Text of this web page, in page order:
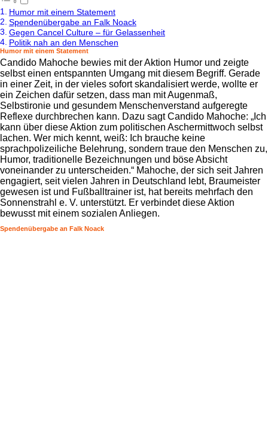
Humor mit einem Statement
Spendenübergabe an Falk Noack
Gegen Cancel Culture – für Gelassenheit
Politik nah an den Menschen
Humor mit einem Statement
Candido Mahoche bewies mit der Aktion Humor und zeigte
selbst einen entspannten Umgang mit diesem Begriff. Gerade
in einer Zeit, in der vieles sofort skandalisiert werde, wollte er
ein Zeichen dafür setzen, dass man mit Augenmaß,
Selbstironie und gesundem Menschenverstand aufgeregte
Reflexe durchbrechen kann. Dazu sagt Candido Mahoche: „Ich
kann über diese Aktion zum politischen Aschermittwoch selbst
lachen. Wer mich kennt, weiß: Ich brauche keine
sprachpolizeiliche Belehrung, sondern traue den Menschen zu,
Humor, traditionelle Bezeichnungen und böse Absicht
voneinander zu unterscheiden.“ Mahoche, der sich seit Jahren
engagiert, seit vielen Jahren in Deutschland lebt, Braumeister
gewesen ist und Fußballtrainer ist, hat bereits mehrfach den
Sonnenstrahl e. V. unterstützt. Er verbindet diese Aktion
bewusst mit einem sozialen Anliegen.
Spendenübergabe an Falk Noack